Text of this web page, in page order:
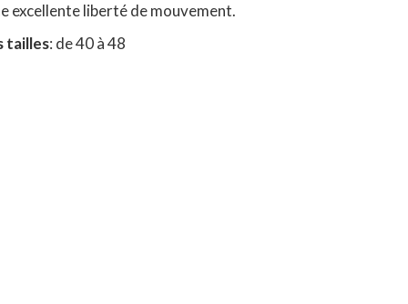
excellente liberté de mouvement.
tailles: de 40 à 48